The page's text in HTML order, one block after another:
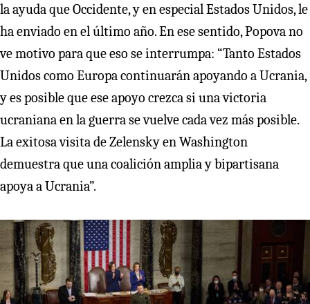
la ayuda que Occidente, y en especial Estados Unidos, le
ha enviado en el último año. En ese sentido, Popova no
ve motivo para que eso se interrumpa: “Tanto Estados
Unidos como Europa continuarán apoyando a Ucrania,
y es posible que ese apoyo crezca si una victoria
ucraniana en la guerra se vuelve cada vez más posible.
La exitosa visita de Zelensky en Washington
demuestra que una coalición amplia y bipartisana
apoya a Ucrania”.